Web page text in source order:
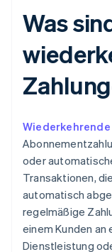
Was
oder
Transaktionen,
automatisch
regelmäßige
einem Kunden an
Dienstleistung